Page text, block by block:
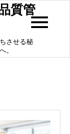
質管
させる秘
。